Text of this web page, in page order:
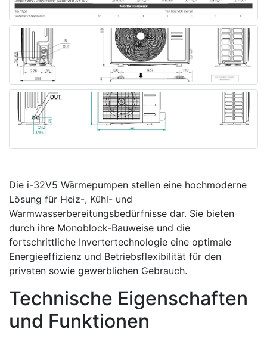
Die i-32V5 Wärmepumpen stellen eine hochmoderne
Lösung für Heiz-, Kühl- und
Warmwasserbereitungsbedürfnisse dar. Sie bieten
durch ihre Monoblock-Bauweise und die
fortschrittliche Invertertechnologie eine optimale
Energieeffizienz und Betriebsflexibilität für den
privaten sowie gewerblichen Gebrauch.
Technische Eigenschaften
und Funktionen